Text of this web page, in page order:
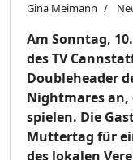
Gina Meimann
Am Sonntag,
des TV
Doubleheader
Nightmares an,
spielen. Die
Muttertag für
des lokalen